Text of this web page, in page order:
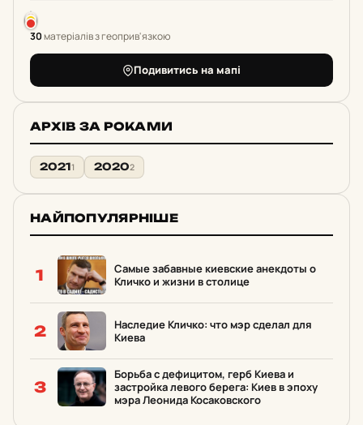
30матеріалів з геоприв'язкою
Подивитись на мапі
АРХІВ ЗА РОКАМИ
20211 20202
НАЙПОПУЛЯРНІШЕ
1
Самые забавные киевские анекдоты о
Кличко и жизни в столице
2
Наследие Кличко: что мэр сделал для
Киева
3
Борьба с дефицитом, герб Киева и
застройка левого берега: Киев в эпоху
мэра Леонида Косаковского